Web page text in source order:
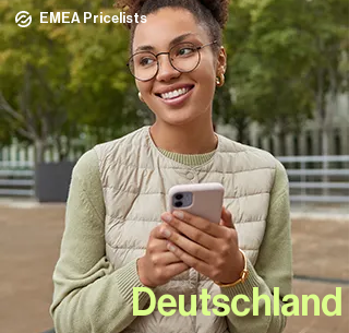
Deutschland
EMEA Pricelists